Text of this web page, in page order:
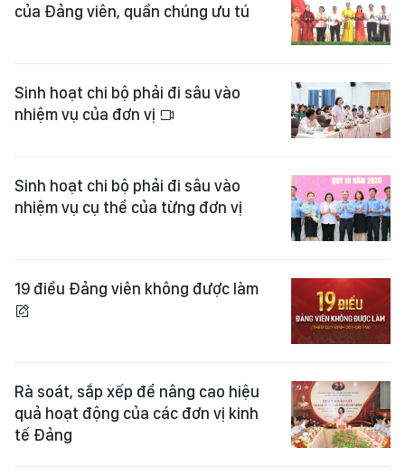
của Đảng viên, quần chúng ưu tú
Sinh hoạt chi bộ phải đi sâu vào
nhiệm vụ của đơn vị
Sinh hoạt chi bộ phải đi sâu vào
nhiệm vụ cụ thể của từng đơn vị
19 điều Đảng viên không được làm
Rà soát, sắp xếp để nâng cao hiệu
quả hoạt động của các đơn vị kinh
tế Đảng